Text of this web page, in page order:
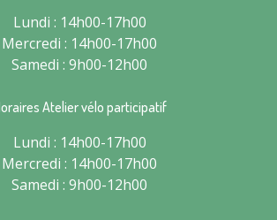
Lundi : 14h00-17h00
Mercredi : 14h00-17h00
Samedi : 9h00-12h00
Atelier vélo participatif
Lundi : 14h00-17h00
Mercredi : 14h00-17h00
Samedi : 9h00-12h00